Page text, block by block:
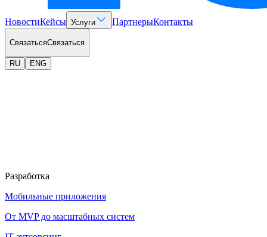
НовостиКейсы Услуги ПартнерыКонтакты
СвязатьсяСвязаться
RU ENG
Разработка
Мобильные приложения
От MVP до масштабных систем